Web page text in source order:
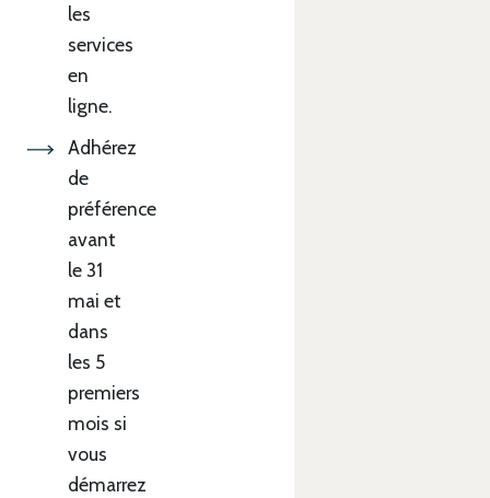
les
services
en
ligne.
Adhérez
de
préférence
avant
le 31
mai et
dans
les 5
premiers
mois si
vous
démarrez